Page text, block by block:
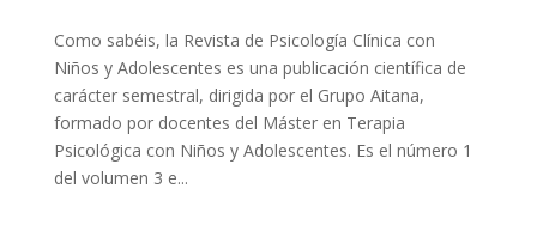
Como sabéis, la Revista de Psicología Clínica con
Niños y Adolescentes es una publicación científica de
carácter semestral, dirigida por el Grupo Aitana,
formado por docentes del Máster en Terapia
Psicológica con Niños y Adolescentes. Es el número 1
del volumen 3 e...